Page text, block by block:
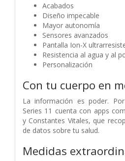
Acabados
Diseño impecable
Mayor autonomía
Sensores avanzados
Pantalla Ion-X
Resistencia al agua y al
Personalización
Con tu cuerpo en
La información es poder.
Series 11 cuenta con apps
y Constantes Vitales, que
de datos sobre tu salud.
Medidas